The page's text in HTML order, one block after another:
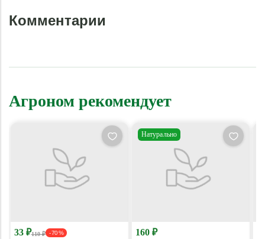
Комментарии
Агроном рекомендует
33 ₽110 ₽ - 70 %
Натурально
160 ₽